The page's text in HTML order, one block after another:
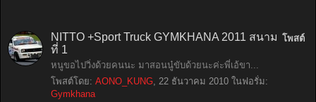
โพสต์
NITTO +Sport Truck GYMKHANA 2011 สนาม
ที่ 1
หนูขอไปวิ่งด้วยคนนะ มาสอนนู๋ขับด้วยนะค่ะพี่เอ้ขา...
โพสต์โดย: AONO_KUNG, 22 ธันวาคม 2010 ในฟอรั่ม:
Gymkhana